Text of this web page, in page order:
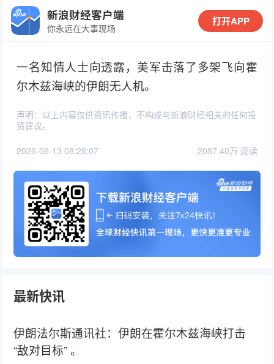
新浪财经客户端
你永远在大事现场
打开APP
一名知情人士向透露，美军击落了多架飞向霍
尔木兹海峡的伊朗无人机。
声明：以上内容仅供资讯传播，不构成与新浪财经相关的任何投
资建议。
2026-06-13 08:28:07 2087.40万 阅读
最新快讯
伊朗法尔斯通讯社：伊朗在霍尔木兹海峡打击
“敌对目标” 。